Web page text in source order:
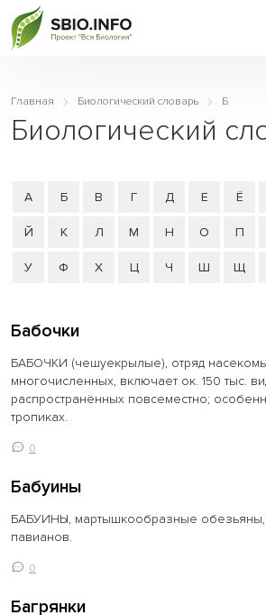
Главная Биологический словарь Б
Биологический
А Б В Г Д Е Ё
Й К Л М Н О П
У Ф Х Ц Ч Ш Щ
Бабочки
БАБОЧКИ (чешуекрылые), отряд
многочисленных, включает ок. 150 тыс.
распространённых повсеместно;
тропиках.
0
Бабуины
БАБУИНЫ, мартышкообразные обезьяны,
павианов.
0
Багрянки